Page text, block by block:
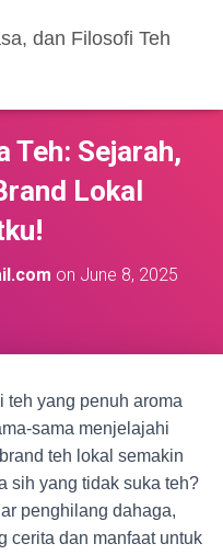
dan Filosofi Teh
Teh: Sejarah,
Lokal
on June 8, 2025
teh yang penuh aroma
sama menjelajahi
teh lokal semakin
sih yang tidak suka teh?
penghilang dahaga,
cerita dan manfaat untuk